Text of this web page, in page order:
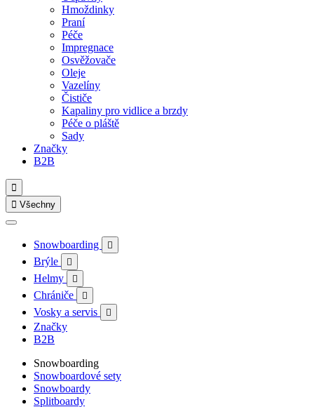
Hmoždinky
Praní
Péče
Impregnace
Osvěžovače
Oleje
Vazelíny
Čističe
Kapaliny pro vidlice a brzdy
Péče o pláště
Sady
Značky
B2B

 Všechny
Snowboarding 
Brýle 
Helmy 
Chrániče 
Vosky a servis 
Značky
B2B
Snowboarding
Snowboardové sety
Snowboardy
Splitboardy